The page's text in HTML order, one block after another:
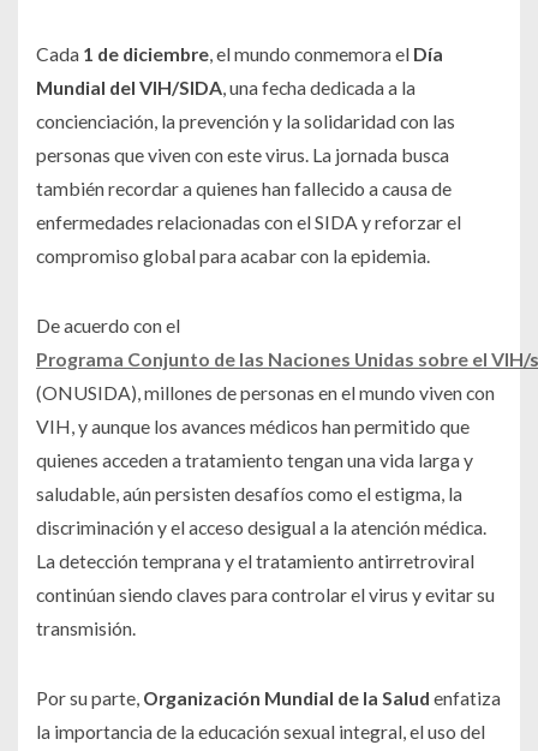
Cada 1 de diciembre , el mundo conmemora el Día
Mundial del VIH/SIDA , una fecha dedicada a la
concienciación, la prevención y la solidaridad con las
personas que viven con este virus. La jornada busca
también recordar a quienes han fallecido a causa de
enfermedades relacionadas con el SIDA y reforzar el
compromiso global para acabar con la epidemia.
De acuerdo con el
Programa Conjunto de las Naciones Unidas sobre el VIH/
(ONUSIDA) , millones de personas en el mundo viven con
VIH, y aunque los avances médicos han permitido que
quienes acceden a tratamiento tengan una vida larga y
saludable, aún persisten desafíos como el estigma, la
discriminación y el acceso desigual a la atención médica.
La detección temprana y el tratamiento antirretroviral
continúan siendo claves para controlar el virus y evitar su
transmisión.
Por su parte, Organización Mundial de la Salud enfatiza
la importancia de la educación sexual integral, el uso del